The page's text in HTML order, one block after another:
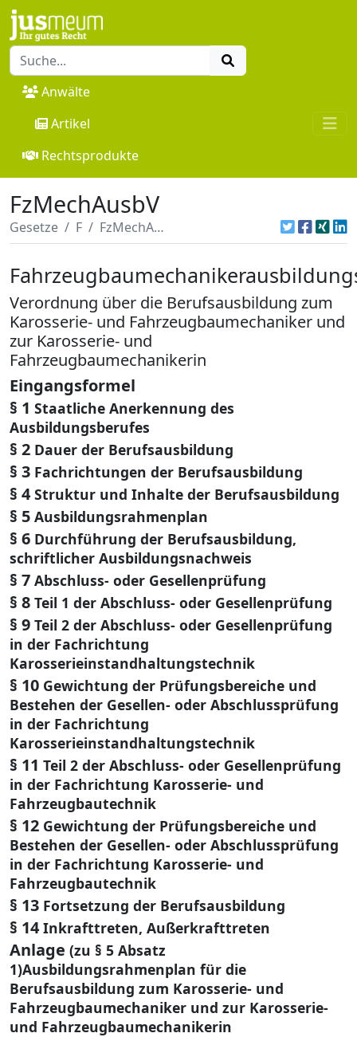
Anwälte
Artikel
Rechtsprodukte
FzMechAusbV
Gesetze F FzMechAusbV
Verordnung über die Berufsausbildung zum
Karosserie- und Fahrzeugbaumechaniker und
zur Karosserie- und
Fahrzeugbaumechanikerin
Eingangsformel
§ 1 Staatliche Anerkennung des
Ausbildungsberufes
§ 2 Dauer der Berufsausbildung
§ 3 Fachrichtungen der Berufsausbildung
§ 4 Struktur und Inhalte der Berufsausbildung
§ 5 Ausbildungsrahmenplan
§ 6 Durchführung der Berufsausbildung,
schriftlicher Ausbildungsnachweis
§ 7 Abschluss- oder Gesellenprüfung
§ 8 Teil 1 der Abschluss- oder Gesellenprüfung
§ 9 Teil 2 der Abschluss- oder Gesellenprüfung
in der Fachrichtung
Karosserieinstandhaltungstechnik
§ 10 Gewichtung der Prüfungsbereiche und
Bestehen der Gesellen- oder Abschlussprüfung
in der Fachrichtung
Karosserieinstandhaltungstechnik
§ 11 Teil 2 der Abschluss- oder Gesellenprüfung
in der Fachrichtung Karosserie- und
Fahrzeugbautechnik
§ 12 Gewichtung der Prüfungsbereiche und
Bestehen der Gesellen- oder Abschlussprüfung
in der Fachrichtung Karosserie- und
Fahrzeugbautechnik
§ 13 Fortsetzung der Berufsausbildung
§ 14 Inkrafttreten, Außerkrafttreten
Anlage (zu § 5 Absatz
1)Ausbildungsrahmenplan für die
Berufsausbildung zum Karosserie- und
Fahrzeugbaumechaniker und zur Karosserie-
und Fahrzeugbaumechanikerin